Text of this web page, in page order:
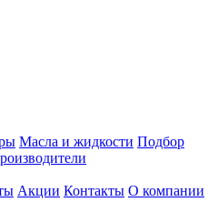
Масла и жидкости Подбор
Акции Контакты О компании